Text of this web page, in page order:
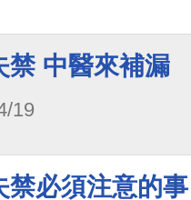
禁 中醫來補漏
19
禁必須注意的事